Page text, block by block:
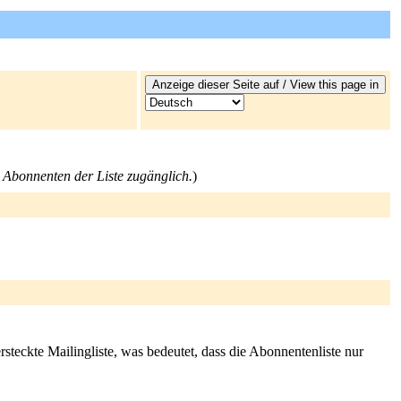
der Liste zugänglich.)
Mailingliste, was bedeutet, dass die Abonnentenliste nur